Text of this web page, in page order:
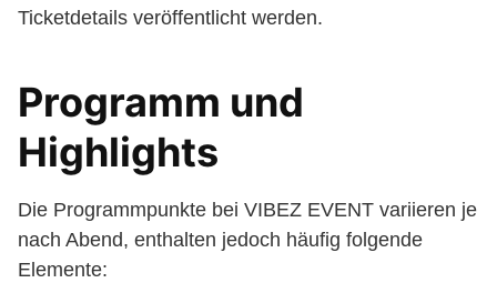
Ticketdetails veröffentlicht werden.
Programm und
Highlights
Die Programmpunkte bei VIBEZ EVENT variieren je
nach Abend, enthalten jedoch häufig folgende
Elemente: